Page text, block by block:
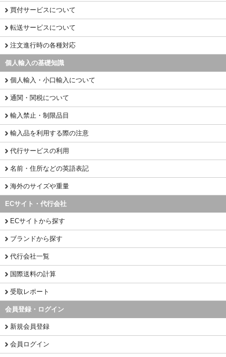
買付サービスについて
転送サービスについて
注文進行時の各種対応
個人輸入の基礎知識
個人輸入・小口輸入について
通関・関税について
輸入禁止・制限品目
輸入品を利用する際の注意
代行サービスの利用
名前・住所などの英語表記
海外のサイズや重量
ECサイト・代行会社
ECサイトから探す
ブランドから探す
代行会社一覧
国際送料の計算
受取レポート
会員登録・ログイン
新規会員登録
会員ログイン